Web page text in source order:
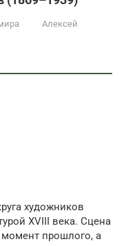
Алексей
художников
XVIII века. Сцена
прошлого, а